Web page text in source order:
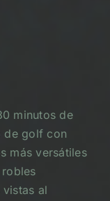
minutos de
de golf con
más versátiles
al